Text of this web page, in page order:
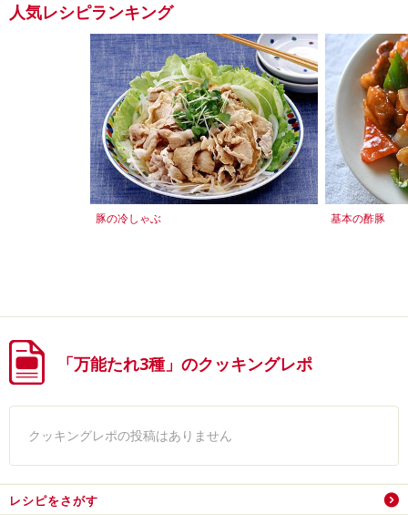
人気レシピランキング
豚の冷しゃぶ 基本の酢豚
「万能たれ3種」のクッキングレポ
クッキングレポの投稿はありません
レシピをさがす